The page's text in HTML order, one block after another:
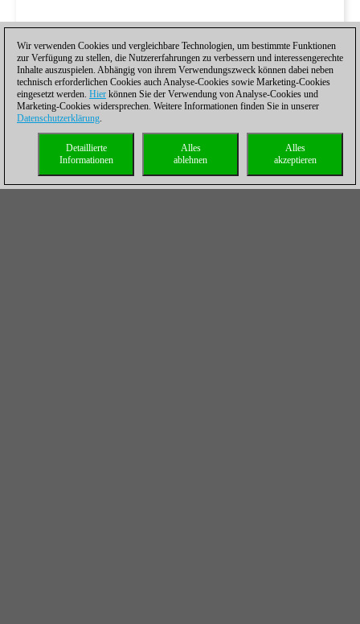
Wir verwenden Cookies und vergleichbare Technologien, um bestimmte Funktionen
zur Verfügung zu stellen, die Nutzererfahrungen zu verbessern und interessengerechte
Inhalte auszuspielen. Abhängig von ihrem Verwendungszweck können dabei neben
technisch erforderlichen Cookies auch Analyse-Cookies sowie Marketing-Cookies
eingesetzt werden. Hier können Sie der Verwendung von Analyse-Cookies und
Marketing-Cookies widersprechen. Weitere Informationen finden Sie in unserer
Datenschutzerklärung.
Alles
akzeptieren
Alles
ablehnen
Detaillierte
Informationen